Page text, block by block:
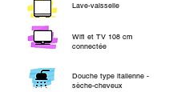
Lave-vaisselle
Wifi et TV 108 cm
connectée
Douche type italienne -
sèche-cheveux